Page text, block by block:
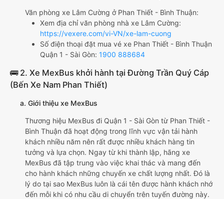
Văn phòng xe Lâm Cường ở Phan Thiết - Bình Thuận:
Xem địa chỉ văn phòng nhà xe Lâm Cường:
https://vexere.com/vi-VN/xe-lam-cuong
Số điện thoại đặt mua vé xe Phan Thiết - Bình Thuận
Quận 1 - Sài Gòn: 1900 888684
🚌 2. Xe MexBus khởi hành tại Đường Trần Quý Cáp
(Bến Xe Nam Phan Thiết)
a. Giới thiệu xe MexBus
Thương hiệu MexBus đi Quận 1 - Sài Gòn từ Phan Thiết -
Bình Thuận đã hoạt động trong lĩnh vực vận tải hành
khách nhiều năm nên rất được nhiều khách hàng tin
tưởng và lựa chọn. Ngay từ khi thành lập, hãng xe
MexBus đã tập trung vào việc khai thác và mang đến
cho hành khách những chuyến xe chất lượng nhất. Đó là
lý do tại sao MexBus luôn là cái tên được hành khách nhớ
đến mỗi khi có nhu cầu di chuyển trên tuyến đường này.